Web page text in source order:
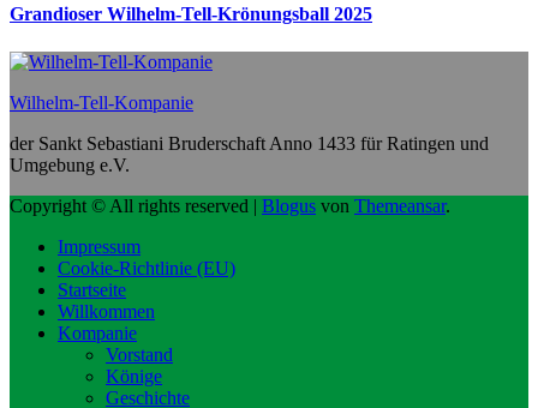
Grandioser Wilhelm-Tell-Krönungsball 2025
Wilhelm-Tell-Kompanie
der Sankt Sebastiani Bruderschaft Anno 1433 für Ratingen und
Umgebung e.V.
Copyright © All rights reserved | Blogus von Themeansar.
Impressum
Cookie-Richtlinie (EU)
Startseite
Willkommen
Kompanie
Vorstand
Könige
Geschichte